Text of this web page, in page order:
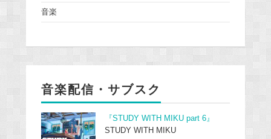
音楽
音楽配信・サブスク
『STUDY WITH MIKU part 6』
STUDY WITH MIKU